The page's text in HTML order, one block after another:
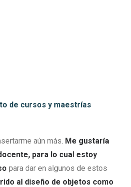
de cursos y maestrías
aún más. Me gustaría
para lo cual estoy
para dar en algunos de estos
al diseño de objetos como